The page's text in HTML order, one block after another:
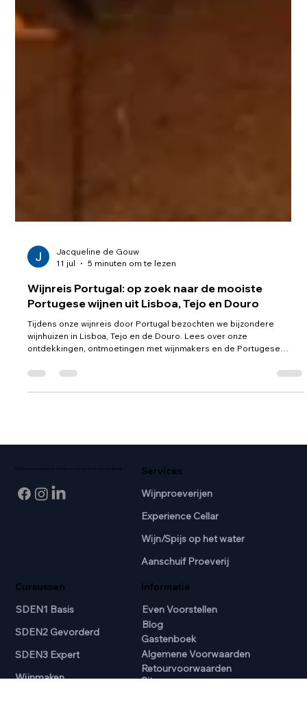
11 jul
5 minuten om te lezen
Wijnreis Portugal: op zoek naar de mooiste
Portugese wijnen uit Lisboa, Tejo en Douro
Tijdens onze wijnreis door Portugal bezochten we bijzondere
ontdekkingen, ontmoetingen met wijnmakers en de Portugese
Professionele wijnkennis en passie voor wijn in het hart van Breda.
Cursussen
SDEN1 Basis
SDEN2 Gevorderd
SDEN3 Expert
Services
Wijnproeverijen
Experience Cellar
Wijn/Spijs op het water
Aanschuif Proeverij
Informatie
Even Voorstellen
Blog
Gastenboek
Algemene Voorwaarden